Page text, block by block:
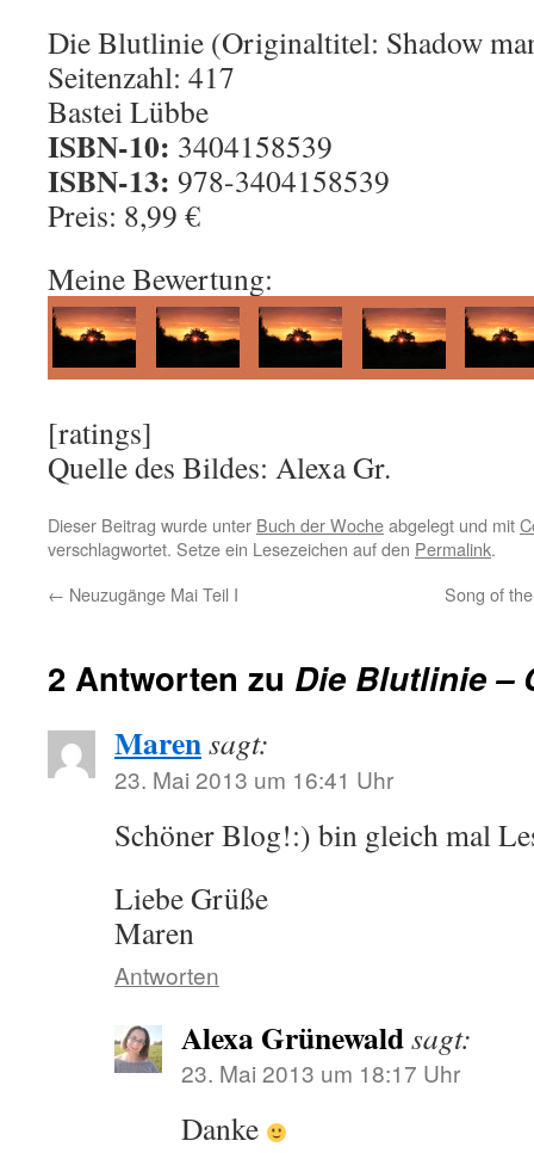
Die Blutlinie (Originaltitel: Shadow
Seitenzahl: 417
Bastei Lübbe
ISBN-10: 3404158539
ISBN-13: 978-3404158539
Preis: 8,99 €
Meine Bewertung:
[ratings]
Quelle des Bildes: Alexa Gr.
Dieser Beitrag wurde unter Buch der Wocheabgelegt und mit
verschlagwortet. Setze ein Lesezeichen auf den Permalink.
← Neuzugänge Mai Teil I Song of
2 Antworten zu Die Blutlinie –
Marensagt:
23. Mai 2013 um 16:41 Uhr
Schöner Blog!:) bin gleich mal
Liebe Grüße
Maren
Antworten
Alexa Grünewaldsagt:
23. Mai 2013 um 18:17 Uhr
Danke